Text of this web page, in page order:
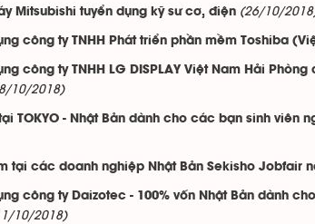
Mitsubishi tuyển dụng kỹ sư cơ, điện (26/10/
công ty TNHH Phát triển phần mềm Toshiba
công ty TNHH LG DISPLAY Việt Nam Hải
10/2018)
TOKYO - Nhật Bản dành cho các bạn sinh viên
tại các doanh nghiệp Nhật Bản Sekisho Jobfair
công ty Daizotec - 100% vốn Nhật Bản dành
10/2018)